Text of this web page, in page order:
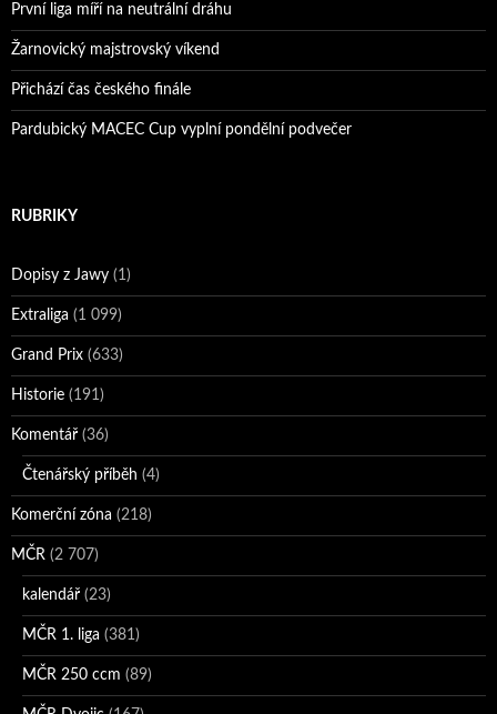
První liga míří na neutrální dráhu
Žarnovický majstrovský víkend
Přichází čas českého finále
Pardubický MACEC Cup vyplní pondělní podvečer
RUBRIKY
Dopisy z Jawy (1)
Extraliga (1 099)
Grand Prix (633)
Historie (191)
Komentář (36)
Čtenářský příběh (4)
Komerční zóna (218)
MČR (2 707)
kalendář (23)
MČR 1. liga (381)
MČR 250 ccm (89)